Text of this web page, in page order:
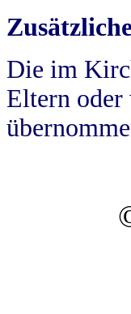
Die im
Eltern oder